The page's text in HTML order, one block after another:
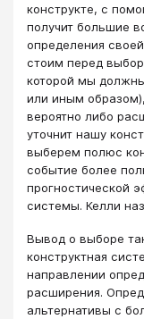
конструкте, с
получит большие
определения
стоим перед
которой мы
или иным
вероятно либо
уточнит нашу
выберем полюс
событие более
прогностической
системы. Келли
Вывод о выборе
конструктная
направлении
расширения.
альтернативы с